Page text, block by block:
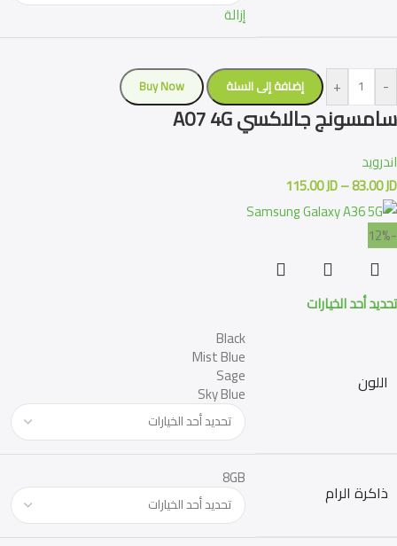
إزالة
-
+ إضافة إلى السلة Buy Now
سامسونج جالاكسي A07 4G
اندرويد
83.00JD
–
115.00JD
-12%
تحديد أحد الخيارات
اللون
Black
Mist Blue
Sage
Sky Blue
ذاكرة الرام
8GB